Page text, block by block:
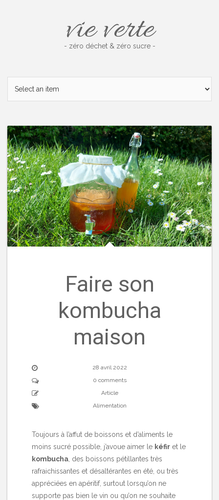
vie verte
- zéro déchet & zéro sucre -
Faire son
kombucha
maison
28 avril 2022
0 comments
Article
Alimentation
Toujours à l’affut de boissons et d’aliments le
moins sucré possible, j’avoue aimer le kéfir et le
kombucha , des boissons pétillantes très
rafraichissantes et désaltérantes en été, ou très
appréciées en apéritif, surtout lorsqu’on ne
supporte pas bien le vin ou qu’on ne souhaite